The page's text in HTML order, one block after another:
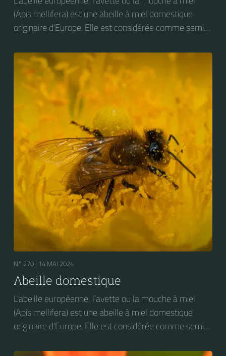
(Apis mellifera) est une abeille à miel domestique
originaire d'Europe. Elle est considérée comme semi-
échelle pour produire du miel.
N° 270 | 14 MAI 2024
Abeille domestique
L'abeille européenne, l’avette ou la mouche à miel
(Apis mellifera) est une abeille à miel domestique
originaire d'Europe. Elle est considérée comme semi-
échelle pour produire du miel.